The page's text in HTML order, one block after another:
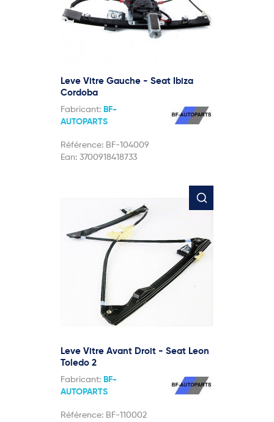
Leve Vitre Gauche - Seat Ibiza
Cordoba
Fabricant: BF-
AUTOPARTS
Référence: BF-104009
Ean: 3700918418733
Leve Vitre Avant Droit - Seat Leon
Toledo 2
Fabricant: BF-
AUTOPARTS
Référence: BF-110002